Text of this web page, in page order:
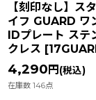
【刻印なし】ス
イフ GUARD ワ
IDプレート ステ
クレス [
4,290 円 (税込)
在庫数 146点